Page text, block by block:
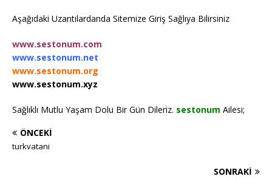
Aşağıdaki Uzantılardanda Sitemize Giriş Sağlıya Bilirsiniz
www.sestonum.com
www.sestonum.net
www.sestonum.org
www.sestonum.xyz
Sağlıklı Mutlu Yaşam Dolu Bir Gün Dileriz. sestonum Ailesi;
ÖNCEKI
turkvatani
SONRAKI